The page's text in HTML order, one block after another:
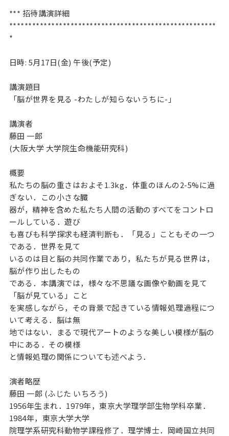
*** 招待講演詳細
******************************************************
*
日時: 5月17日(金) 午後(予定)
講演題目
「脳が世界を見る -わたしが知らないうちに-」
講演者
藤田 一郎
(大阪大学 大学院生命機能研究科)
概要
私たちの脳の重さはおよそ1.3kg．体重のほんの2-5%に過
ぎない．この小さな臓
器が，精神を含めた私たち人間の活動のすべてをコントロ
ールしている．遊び
も喜びも科学探求も経済判断も．「見る」こともその一つ
である．世界を見て
いるのは目と脳の共同作業であり，私たちが見る世界は，
脳が作り出したもの
である．本講演では，様々な不思議な画像や動画を見て
「脳が見ている」こと
を実感しながら，その背景で起きている情報処理過程につ
いて考える．脳は無
地ではない．まるで現代アートのような美しい模様が脳の
中にある．その模様
と情報処理の関係についても述べよう．
演者略歴
藤田 一郎 (ふじた いちろう)
1956年生まれ．1979年，東京大学理学部生物学科卒業．
1984年，東京大学大学
院理学系研究科動物学課程修了．理学博士．岡崎国立共同